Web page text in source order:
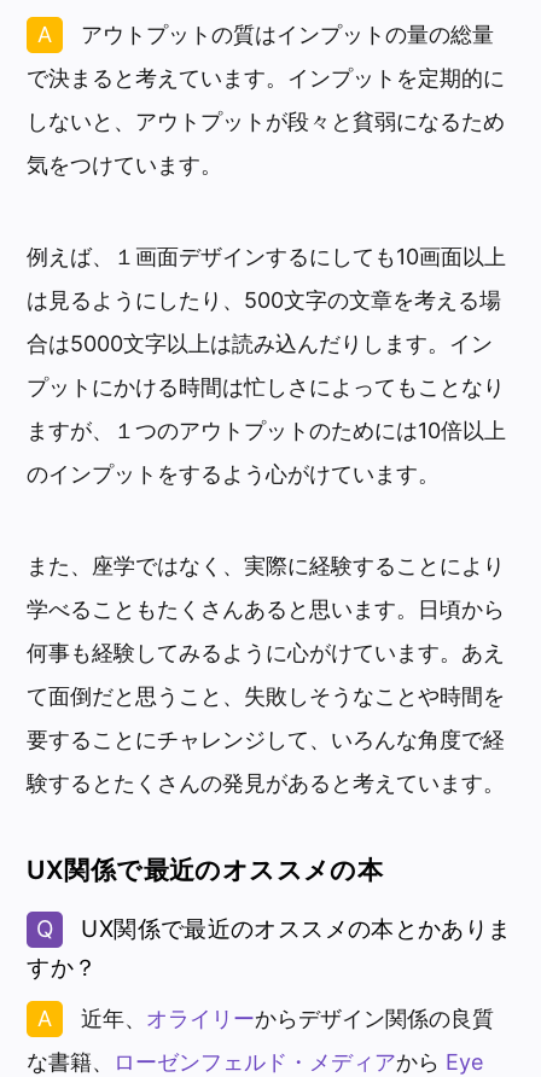
アウトプットの質はインプットの量の総量
で決まると考えています。インプットを定期的に
しないと、アウトプットが段々と貧弱になるため
気をつけています。
例えば、１画面デザインするにしても10画面以上
は見るようにしたり、500文字の文章を考える場
合は5000文字以上は読み込んだりします。イン
プットにかける時間は忙しさによってもことなり
ますが、１つのアウトプットのためには10倍以上
のインプットをするよう心がけています。
また、座学ではなく、実際に経験することにより
学べることもたくさんあると思います。日頃から
何事も経験してみるように心がけています。あえ
て面倒だと思うこと、失敗しそうなことや時間を
要することにチャレンジして、いろんな角度で経
験するとたくさんの発見があると考えています。
UX関係で最近のオススメの本
UX関係で最近のオススメの本とかありま
すか？
近年、 オライリーからデザイン関係の良質
な書籍、
ローゼンフェルド・メディアから Eye